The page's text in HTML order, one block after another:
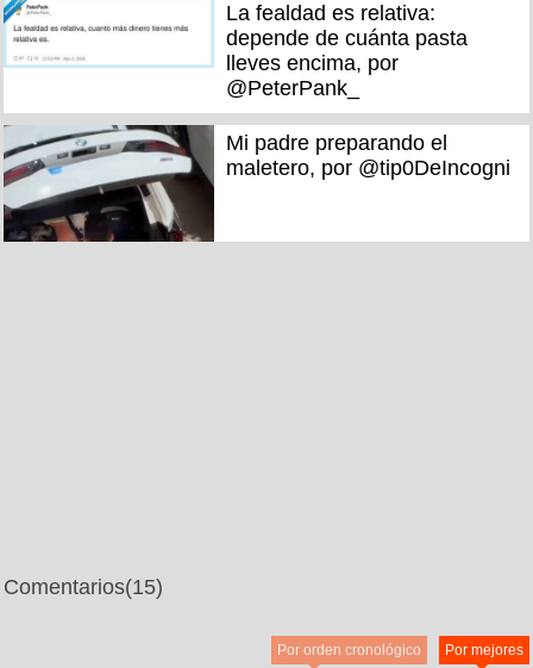
La fealdad es relativa:
depende de cuánta pasta
lleves encima, por
@PeterPank_
Mi padre preparando el
maletero, por @tip0DeIncogni
Comentarios(15)
Por mejores
Por orden cronológico